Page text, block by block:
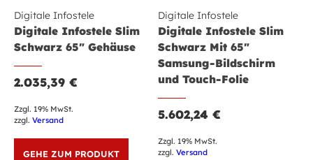
Digitale Infostele
Digitale Infostele Slim
Schwarz 65″ Gehäuse
2.035,39€
Zzgl. 19% MwSt.
zzgl.Versand
GEHE ZUM PRODUKT
Digitale Infostele
Digitale Infostele Slim
Schwarz Mit 65″
Samsung-Bildschirm
und Touch-Folie
5.602,24 €
Zzgl. 19% MwSt.
zzgl. Versand